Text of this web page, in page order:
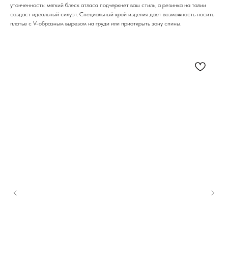
утонченность: мягкий блеск атласа подчеркнет ваш стиль, а резинка на талии
создаст идеальный силуэт. Специальный крой изделия дает возможность носить
платье с V-образным вырезом на груди или приоткрыть зону спины.